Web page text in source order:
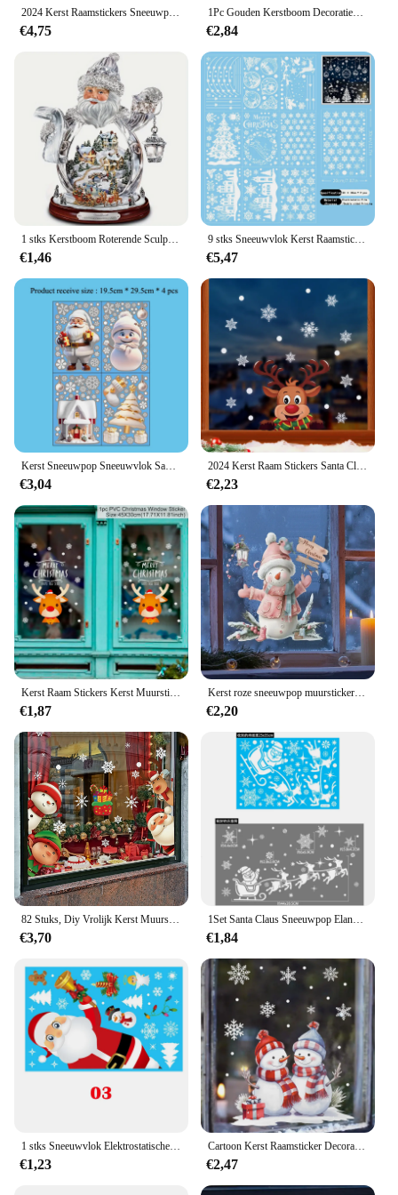
2024 Kerst Raamstickers Sneeuwpoppen Sneeuwvlokken Kabouters Muurstickers Vakantie Raamstickers voor Feestartikelen Decoratie Blauw
€4,75
1Pc Gouden Kerstboom Decoratieve Glazen Sticker, Etalage Decor, Gouden Kerst Slinger Raamstickers Kerstdecoratie
€2,84
1 stks Kerstboom Roterende Sculptuur Trein Decoraties Plakken Venster Plakken Stickers Nieuwjaar Decor Kerstbenodigdheden
€1,46
9 stks Sneeuwvlok Kerst Raamstickers Rendier Nieuwjaar Decal Muursticker Witte Kerst Elektrostatische Stickers Decoraties
€5,47
€3,04
2024 Kerst Raam Stickers Santa Claus Xmas Tree Cartoon Glas Sticker Vrolijk Kerstfeest Nieuwjaar Vakantie Decoraties Voor Thuis
€2,23
€1,87
Kerst roze sneeuwpop muursticker glazen ramen decor muurschildering voor thuis slaapkamer decoratie zelfklevende festival nieuwjaar stickers
€2,20
€3,70
1Set Santa Claus Sneeuwpop Eland Raam Stickers Sneeuwvlok Elektrostatische Muursticker 2024 Kerstversiering Voor Thuis Nieuwjaar
€1,84
€1,23
Cartoon Kerst Raamsticker Decoratie 2025, Nieuwjaar Sneeuwpop Kerstman Thuis Kinderkamer Muur Glas Statische Sticker Verwijderbaar
€2,47